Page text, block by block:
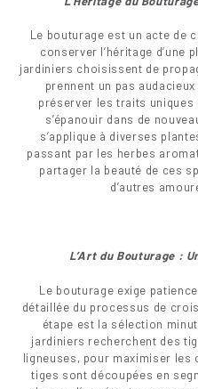
Le bouturage est un acte de
conserver l’héritage d’une
jardiniers choisissent de
prennent un pas
préserver les traits uniques
s’épanouir dans de
s’applique à diverses
passant par les herbes
partager la beauté de ces
d’autres
L’Art du Bouturage :
Le bouturage exige
détaillée du processus de
étape est la sélection
jardiniers recherchent des
ligneuses, pour maximiser les
tiges sont découpées en